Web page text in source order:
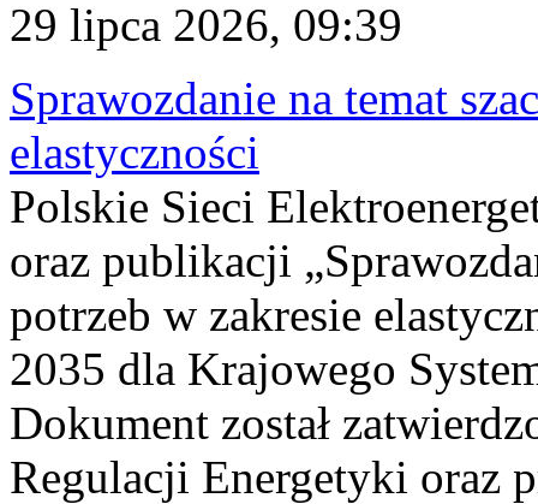
29 lipca 2026, 09:39
Sprawozdanie na temat
elastyczności
Polskie Sieci
oraz publikacji
potrzeb w zakresie
2035 dla Krajowego
Dokument został
Regulacji Energetyki oraz